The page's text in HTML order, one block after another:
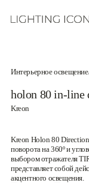
Интерьерное освещение
holon 80 in-line
Kreon
Kreon Holon 80
поворота на 360º и
выбором отражателя
представляет собой
акцентного освещения.